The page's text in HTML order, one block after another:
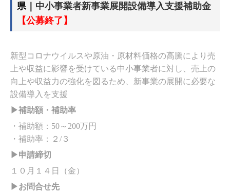
県｜ 中小事業者新事業展開設備導入支援補助金
【公募終了】
新型コロナウイルスや原油・原材料価格の高騰により売
上や収益に影響を受けている中小事業者に対し、売上の
向上や収益力の強化を図るため、新事業の展開に必要な
設備導入を支援
▶補助額・補助率
・補助額：50～200万円
・補助率：２/３
▶申請締切
１０月１４日（金）
▶お問合せ先